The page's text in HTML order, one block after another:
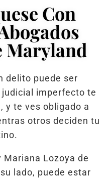
Con
Maryland
delito puede ser
imperfecto te
y te ves obligado a
otros deciden tu
Mariana Lozoya de
lado, puede estar